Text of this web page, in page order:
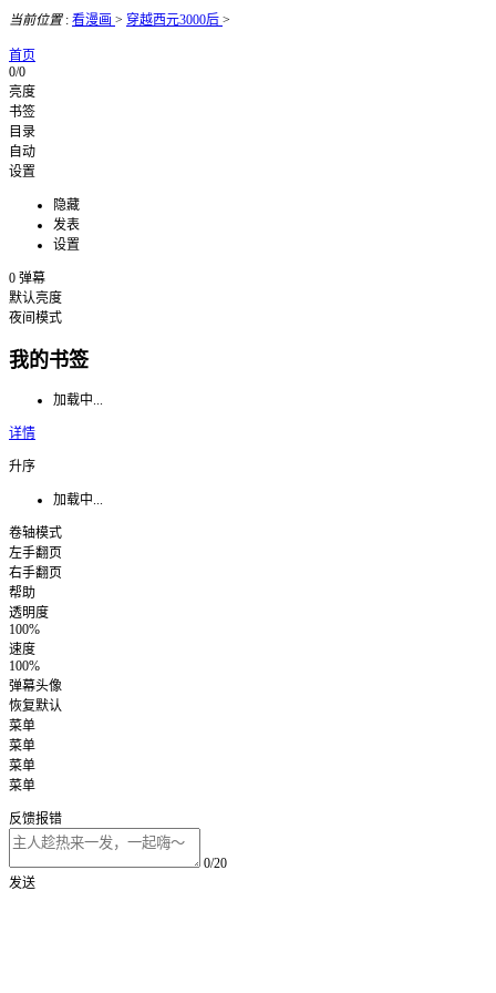
当前位置: 看漫画 > 穿越西元3000后 >
首页
0/0
亮度
书签
目录
自动
设置
隐藏
发表
设置
0 弹幕
默认亮度
夜间模式
我的书签
加载中...
详情
升序
加载中...
卷轴模式
左手翻页
右手翻页
帮助
透明度
100%
速度
100%
弹幕头像
恢复默认
菜单
菜单
菜单
菜单
反馈报错
0/20
发送